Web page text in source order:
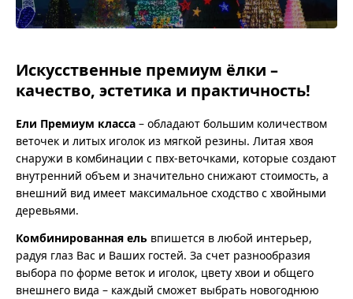
Искусственные премиум ёлки –
качество, эстетика и практичность!
Ели Премиум класса – обладают большим количеством
веточек и литых иголок из мягкой резины. Литая хвоя
снаружи в комбинации с пвх-веточками, которые создают
внутренний объем и значительно снижают стоимость, а
внешний вид имеет максимальное сходство с хвойными
деревьями.
Комбинированная ель впишется в любой интерьер,
радуя глаз Вас и Ваших гостей. За счет разнообразия
выбора по форме веток и иголок, цвету хвои и общего
внешнего вида – каждый сможет выбрать новогоднюю